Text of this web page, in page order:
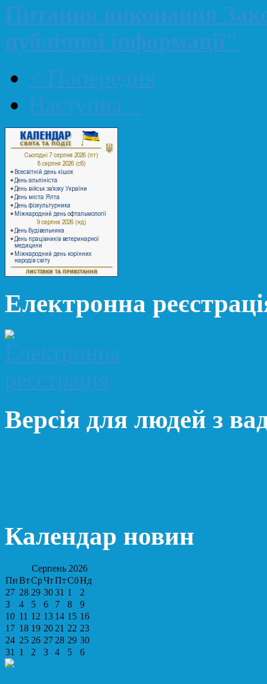
Питання виконання
публічної інформації"
< Попередня
Наступна >
Електронна
Версія для людей з
Календар новин
Серпень 2026
ПнВтСрЧтПтСбНд
27 28 29 3031 1
2
3
4 5 6 7 8
9
10 11 12 13 14 15 16
17 18 19 20 21 22 23
24 25 26 27 28 29 30
31
1 2 3 4 5 6